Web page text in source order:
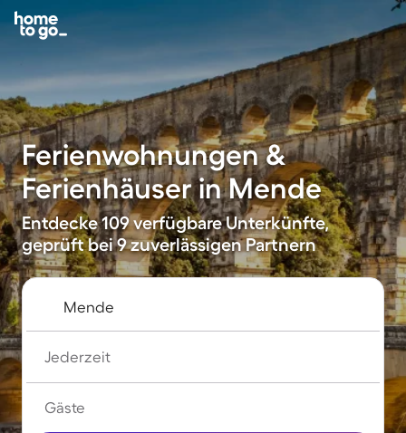
Ferienwohnungen &
Ferienhäuser in Mende
Entdecke 109 verfügbare Unterkünfte,
geprüft bei 9 zuverlässigen Partnern
Jederzeit
Gäste